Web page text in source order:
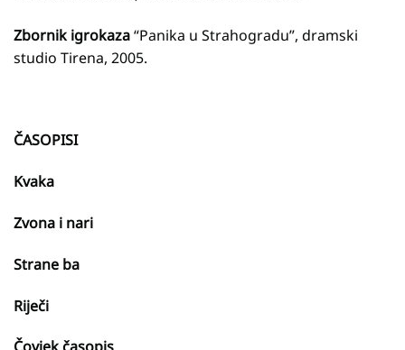
Zbornik igrokaza“Panika u Strahogradu”, dramski
studio Tirena, 2005.
ČASOPISI
Kvaka
Zvona i nari
Strane ba
Riječi